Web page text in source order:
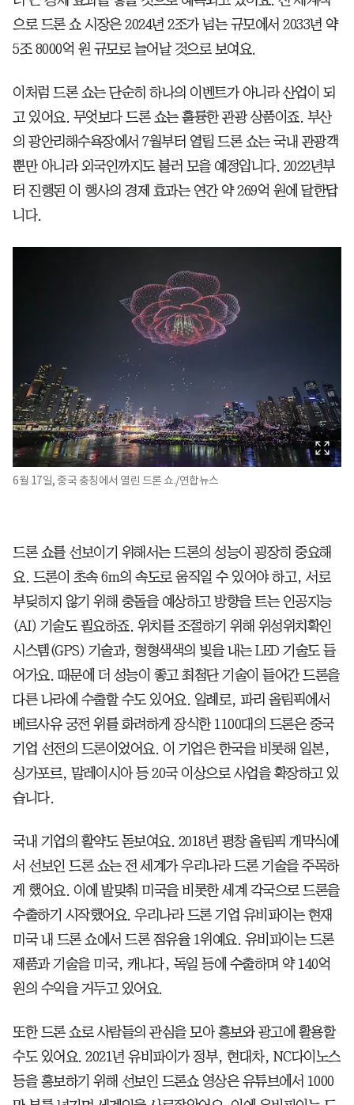
으로 드론 쇼 시장은 2024년 2조가 넘는 규모에서 2033년 약
5조 8000억 원 규모로 늘어날 것으로 보여요.
이처럼 드론 쇼는 단순히 하나의 이벤트가 아니라 산업이 되
고 있어요. 무엇보다 드론 쇼는 훌륭한 관광 상품이죠. 부산
의 광안리해수욕장에서 7월부터 열릴 드론 쇼는 국내 관광객
뿐만 아니라 외국인까지도 불러 모을 예정입니다. 2022년부
터 진행된 이 행사의 경제 효과는 연간 약 269억 원에 달한답
니다.
6월 17일, 중국 충칭에서 열린 드론 쇼./연합뉴스
드론 쇼를 선보이기 위해서는 드론의 성능이 굉장히 중요해
요. 드론이 초속 6m의 속도로 움직일 수 있어야 하고, 서로
부딪히지 않기 위해 충돌을 예상하고 방향을 트는 인공지능
(AI) 기술도 필요하죠. 위치를 조절하기 위해 위성위치확인
시스템(GPS) 기술과, 형형색색의 빛을 내는 LED 기술도 들
어가요. 때문에 더 성능이 좋고 최첨단 기술이 들어간 드론을
다른 나라에 수출할 수도 있어요. 일례로, 파리 올림픽에서
베르사유 궁전 위를 화려하게 장식한 1100대의 드론은 중국
기업 선전의 드론이었어요. 이 기업은 한국을 비롯해 일본,
싱가포르, 말레이시아 등 20국 이상으로 사업을 확장하고 있
습니다.
국내 기업의 활약도 돋보여요. 2018년 평창 올림픽 개막식에
서 선보인 드론 쇼는 전 세계가 우리나라 드론 기술을 주목하
게 했어요. 이에 발맞춰 미국을 비롯한 세계 각국으로 드론을
수출하기 시작했어요. 우리나라 드론 기업 유비파이는 현재
미국 내 드론 쇼에서 드론 점유율 1위예요. 유비파이는 드론
제품과 기술을 미국, 캐나다, 독일 등에 수출하며 약 140억
원의 수익을 거두고 있어요.
또한 드론 쇼로 사람들의 관심을 모아 홍보와 광고에 활용할
수도 있어요. 2021년 유비파이가 정부, 현대차, NC다이노스
등을 홍보하기 위해 선보인 드론쇼 영상은 유튜브에서 1000